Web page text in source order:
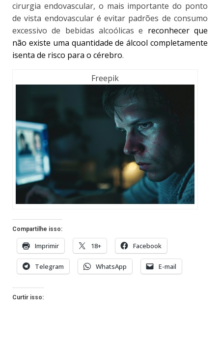
cirurgia endovascular, o mais importante do ponto
de vista endovascular é evitar padrões de consumo
excessivo de bebidas alcoólicas e reconhecer que
não existe uma quantidade de álcool completamente
isenta de risco para o cérebro.
Freepik
Compartilhe isso:
Imprimir 18+ Facebook
Telegram WhatsApp E-mail
Curtir isso: